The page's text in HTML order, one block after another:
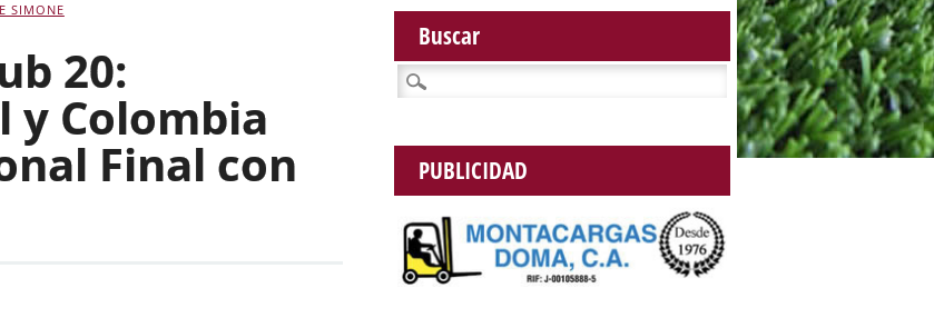
SIMONE
20:
y Colombia
Final con
Buscar
Buscar:
PUBLICIDAD